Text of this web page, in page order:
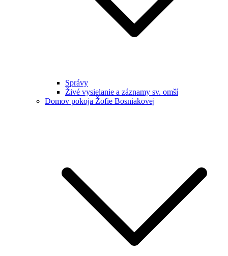
Správy
Živé vysielanie a záznamy sv. omší
Domov pokoja Žofie Bosniakovej